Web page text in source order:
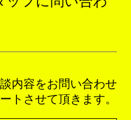
内容をお問い合わせ
トさせて頂きます。